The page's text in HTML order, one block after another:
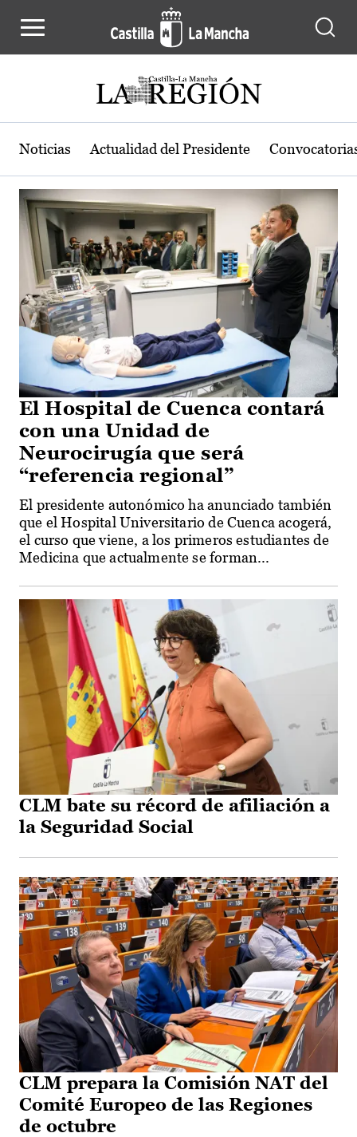
Actualidad de la región de Castilla-
Noticias Actualidad del Presidente
El Hospital de Cuenca contará
con una Unidad de
Neurocirugía que será
“referencia regional”
El presidente autonómico ha anunciado también
que el Hospital Universitario de Cuenca acogerá,
el curso que viene, a los primeros estudiantes de
Medicina que actualmente se forman...
CLM bate su récord de afiliación a
la Seguridad Social
CLM prepara la Comisión NAT del
Comité Europeo de las Regiones
de octubre